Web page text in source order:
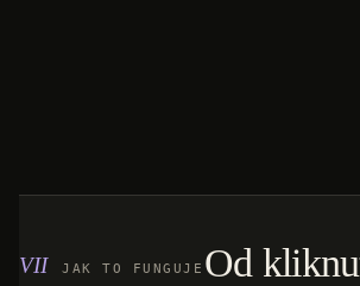
JAK TO FUNGUJE Od